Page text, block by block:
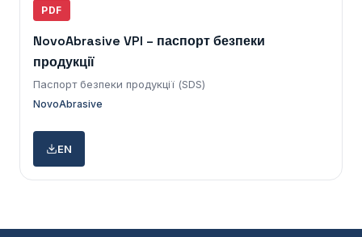
PDF
NovoAbrasive VPI – паспорт безпеки
продукції
Паспорт безпеки продукції (SDS)
NovoAbrasive
EN